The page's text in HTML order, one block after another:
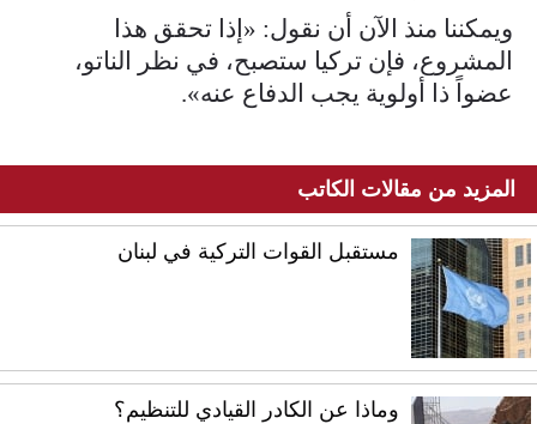
ويمكننا منذ الآن أن نقول: «إذا تحقق هذا
المشروع، فإن تركيا ستصبح، في نظر الناتو،
عضواً ذا أولوية يجب الدفاع عنه».
المزيد من مقالات الكاتب
مستقبل القوات التركية في لبنان
وماذا عن الكادر القيادي للتنظيم؟